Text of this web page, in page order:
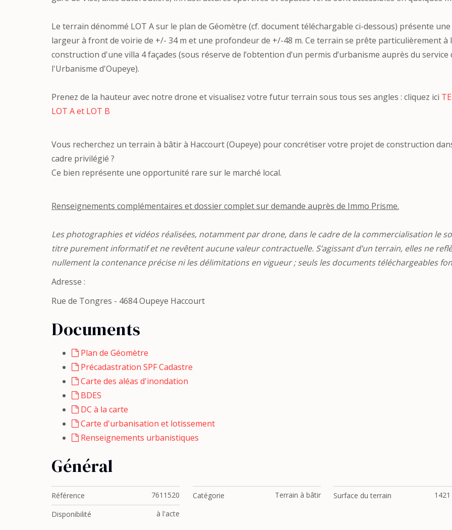
Le terrain dénommé LOT A sur le plan de Géomètre (cf. document téléchargable ci-dessous) présente une
largeur à front de voirie de +/- 34 m et une profondeur de +/-48 m. Ce terrain se prête particulièrement à
construction d'une villa 4 façades (sous réserve de l’obtention d’un permis d’urbanisme auprès du service
l'Urbanisme d'Oupeye).
Prenez de la hauteur avec notre drone et visualisez votre futur terrain sous tous ses angles : cliquez ici
LOT A et LOT B
Vous recherchez un terrain à bâtir à Haccourt (Oupeye) pour concrétiser votre projet de construction
cadre privilégié ?
Ce bien représente une opportunité rare sur le marché local.
Renseignements complémentaires et dossier complet sur demande auprès de Immo Prisme.
Les photographies et vidéos réalisées, notamment par drone, dans le cadre de la commercialisation le
titre purement informatif et ne revêtent aucune valeur contractuelle. S’agissant d’un terrain, elles ne
nullement la contenance précise ni les délimitations en vigueur ; seuls les documents téléchargeables
Adresse :
Rue de Tongres - 4684 Oupeye Haccourt
Documents
Plan de Géomètre
Précadastration SPF Cadastre
Carte des aléas d'inondation
BDES
DC à la carte
Carte d'urbanisation et lotissement
Renseignements urbanistiques
Général
Référence 7611520 Catégorie Terrain à bâtir Surface du terrain
1421
Disponibilité
à l'acte